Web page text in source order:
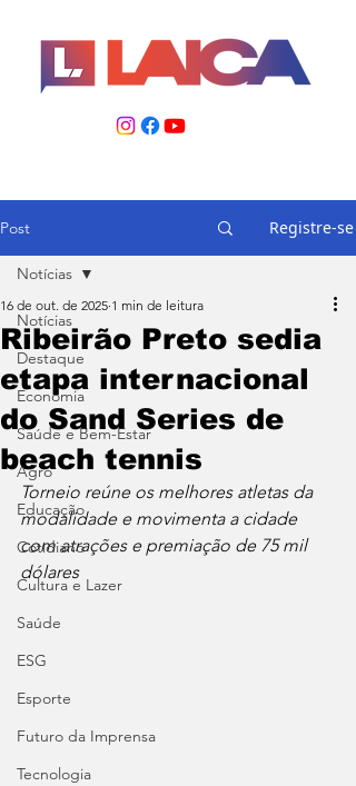
Post Registre-se
Notícias
Destaque
Economia
Saúde e Bem-Estar
Agro
Educação
Cotidiano
Cultura e Lazer
Saúde
ESG
Esporte
Futuro da Imprensa
Tecnologia
Notícias
Ribeirão Preto sedia
etapa internacional
do Sand Series de
beach tennis
16 de out. de 2025 1 min de leitura
Torneio reúne os melhores atletas da
modalidade e movimenta a cidade
com atrações e premiação de 75 mil
dólares